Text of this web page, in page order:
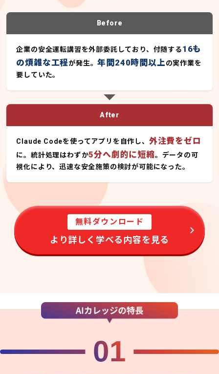
Before
企業の安全運転講習を外部委託しており、付随する16も
の煩雑な工程が発生。年間240時間以上の実作業を
要していた。
After
Claude Codeを使ってアプリを自作し、 外注費をゼロ
に。統計処理はわずか5分へ劇的に短縮。データの可
視化により、迅速な安全施策の検討が可能になった。
無料ダウンロード
より詳しく学べる内容を見る
01